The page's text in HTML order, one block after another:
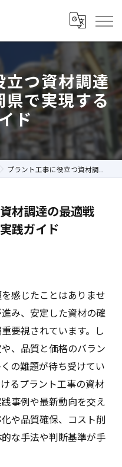
立つ資材調達
で実現する
ド
プラント工事に役立つ資材調達の最適戦略を福岡県で実現する実践ガイド
材調達の最適戦
践ガイド
感じたことはありませ
み、安定した資材の確
要視されています。し
、品質と価格のバラン
の難題が待ち受けてい
るプラント工事の資材
事例や最新動向を交え
や品質確保、コスト削
な手法や判断基準が手